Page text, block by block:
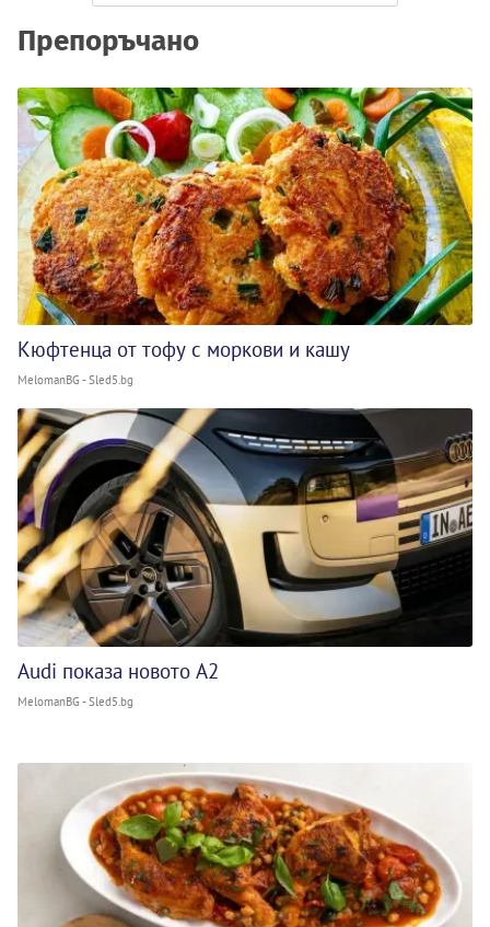
Препоръчано
Кюфтенца от тофу с моркови и кашу
MelomanBG - Sled5.bg
Audi показа новото A2
MelomanBG - Sled5.bg